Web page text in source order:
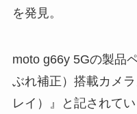
を発見。
moto g66y 5Gの製品
ぶれ補正）搭載カメ
レイ）』と記されて